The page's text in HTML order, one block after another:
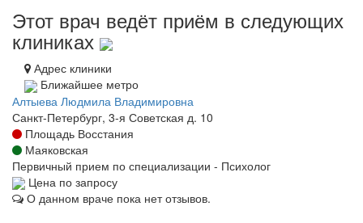
Этот врач ведёт приём в следующих
клиниках
Адрес клиники
Ближайшее метро
Алтыева Людмила Владимировна
Санкт-Петербург, 3-я Советская д. 10
Площадь Восстания
Маяковская
Первичный прием по специализации - Психолог
Цена по запросу
О данном враче пока нет отзывов.